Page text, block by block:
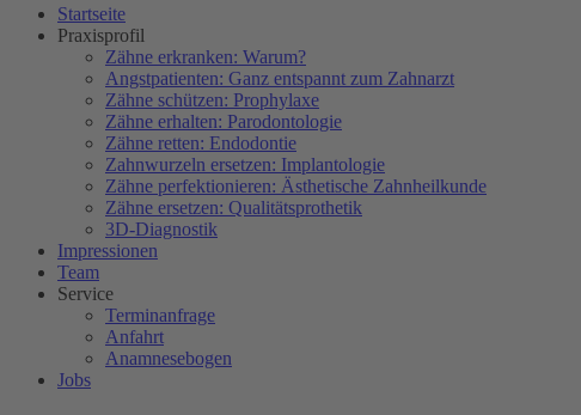
Startseite
Praxisprofil
Zähne erkranken: Warum?
Angstpatienten: Ganz entspannt zum Zahnarzt
Zähne schützen: Prophylaxe
Zähne erhalten: Parodontologie
Zähne retten: Endodontie
Zahnwurzeln ersetzen: Implantologie
Zähne perfektionieren: Ästhetische Zahnheilkunde
Zähne ersetzen: Qualitätsprothetik
3D-Diagnostik
Impressionen
Team
Service
Terminanfrage
Anfahrt
Anamnesebogen
Jobs